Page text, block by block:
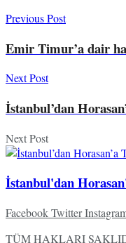
Previous Post
Emir Timur’a dair
Next Post
İstanbul’dan
Next Post
İstanbul'dan
FacebookTwitter
TÜM HAKLARI